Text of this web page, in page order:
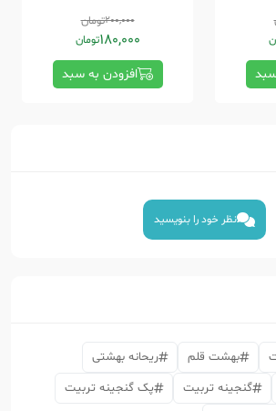
200,000تومان
180,000تومان
افزودن به سبد
نظر خود را بنویسید
بهشت قلم
ریحانه بهشتی
گنجینه تربیت
پک گنجینه تربیت